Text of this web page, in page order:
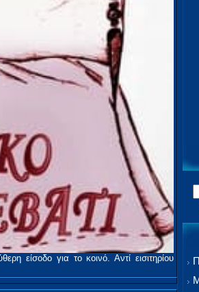
είσοδο για το κοινό. Αντί εισιτηρίου